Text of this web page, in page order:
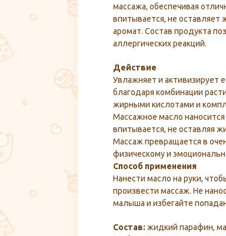
массажа, обеспечивая
впитывается, не
аромат. Состав продукта
аллергических реакций.
Действие
Увлажняет и активизирует
благодаря комбинации
жирными кислотами и
Массажное масло
впитывается, не оставляя
Массаж превращается в
физическому и
Способ применения
Нанести масло на руки,
произвести массаж. Не
малыша и избегайте
Состав: жидкий парафин,